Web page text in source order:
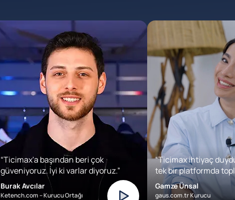
“Ticimax'a başından beri çok
güveniyoruz. İyi ki varlar diyoruz.”
Burak Avcılar
Ketench.com – Kurucu Ortağı
“Ticimax ihtiyaç
tek bir platformda
Gamze Ünsal
gaus.com.tr Kurucu